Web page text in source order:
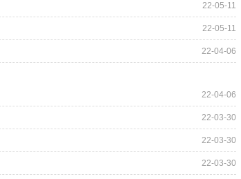
22-05-11
22-05-11
22-04-06
22-04-06
22-03-30
22-03-30
22-03-30